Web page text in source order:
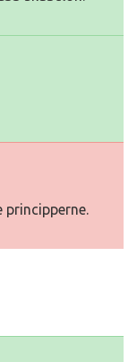
principperne.